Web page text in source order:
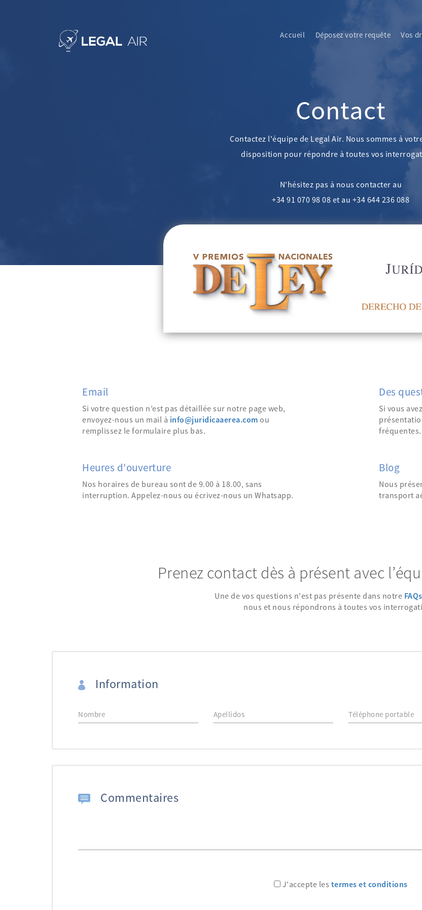
Accueil Déposez votre requête Vos
Contact
Contactez l'équipe de Legal Air. Nous sommes à
disposition pour répondre à toutes vos
N'hésitez pas à nous contacter au
+34 91 070 98 08 et au +34 644 236 088
Email
Si votre question n’est pas détaillée sur notre page web,
envoyez-nous un mail à info@juridicaaerea.com ou
remplissez le formulaire plus bas.
Heures d'ouverture
Nos horaires de bureau sont de 9.00 à 18.00, sans
interruption. Appelez-nous ou écrivez-nous un Whatsapp.
Des
Si vous
fréquentes.
Blog
Nous
transport
Prenez contact dès à présent avec
Une de vos questions n'est pas présente dans notre FAQs
nous et nous répondrons à toutes vos
Information
Commentaires
J'accepte les termes et conditions